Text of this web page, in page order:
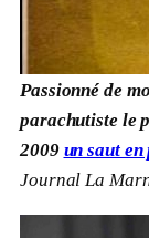
Passionné de
parachutiste le
2009 un saut
Journal La